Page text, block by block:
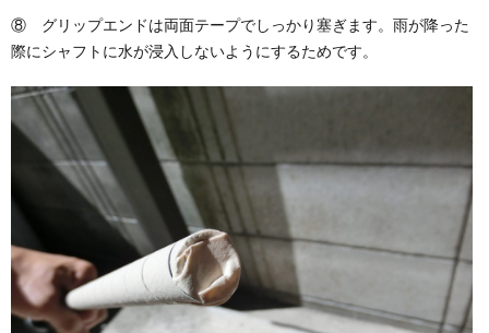
⑧ グリップエンドは両面テープでしっかり塞ぎます。雨が降った
際にシャフトに水が浸入しないようにするためです。